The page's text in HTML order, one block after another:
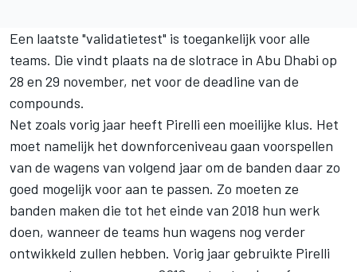
Een laatste "validatietest" is toegankelijk voor alle
teams. Die vindt plaats na de slotrace in Abu Dhabi op
28 en 29 november, net voor de deadline van de
compounds.
Net zoals vorig jaar heeft Pirelli een moeilijke klus. Het
moet namelijk het downforceniveau gaan voorspellen
van de wagens van volgend jaar om de banden daar zo
goed mogelijk voor aan te passen. Zo moeten ze
banden maken die tot het einde van 2018 hun werk
doen, wanneer de teams hun wagens nog verder
ontwikkeld zullen hebben. Vorig jaar gebruikte Pirelli